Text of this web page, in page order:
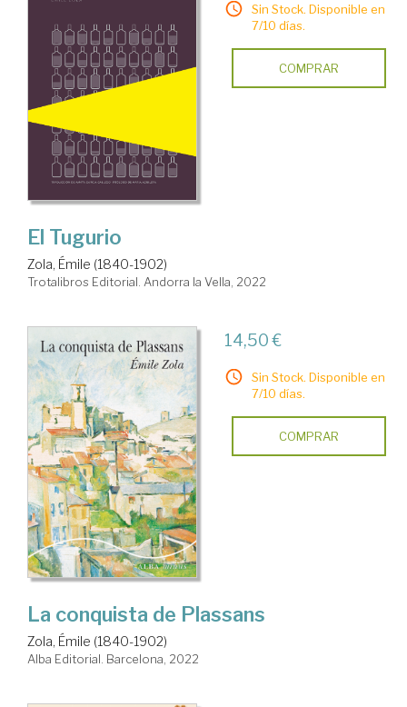
Sin Stock. Disponible en
7/10 días.
COMPRAR
El Tugurio
Zola, Émile (1840-1902)
Trotalibros Editorial. Andorra la Vella, 2022
14,50 €
Sin Stock. Disponible en
7/10 días.
COMPRAR
La conquista de Plassans
Zola, Émile (1840-1902)
Alba Editorial. Barcelona, 2022